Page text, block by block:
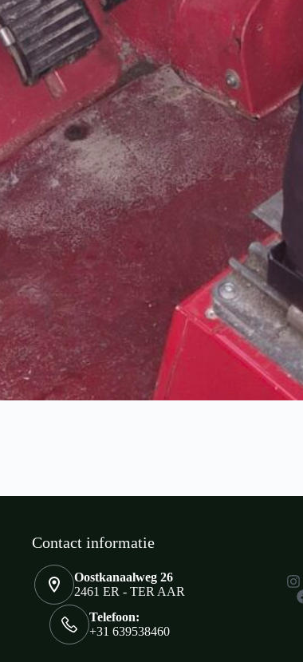
Contact informatie
Oostkanaalweg 26
2461 ER - TER AAR
Telefoon:
+31 639538460